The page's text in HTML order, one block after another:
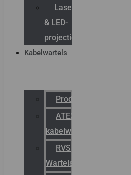
Laserbelijning
& LED-
projectie
Kabelwartels
Productcatalogus
ATEX
kabelwartels
RVS
Wartels